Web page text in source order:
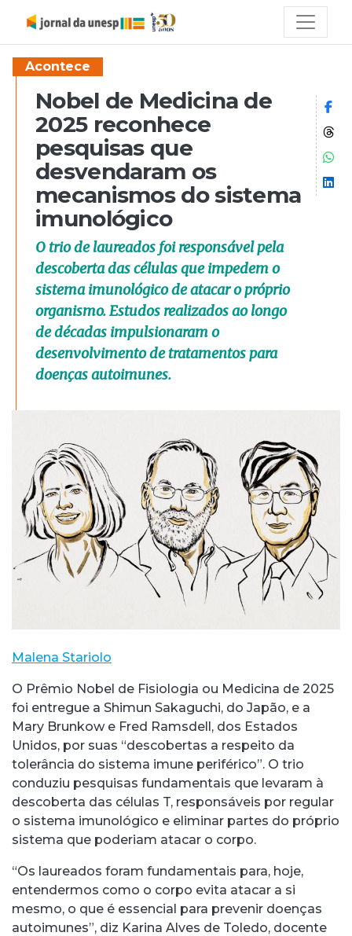
Acontece
Nobel de Medicina de
2025 reconhece
pesquisas que
desvendaram os
mecanismos do sistema
imunológico
O trio de laureados foi responsável pela
descoberta das células que impedem o
sistema imunológico de atacar o próprio
organismo. Estudos realizados ao longo
de décadas impulsionaram o
desenvolvimento de tratamentos para
doenças autoimunes.
Malena Stariolo
O Prêmio Nobel de Fisiologia ou Medicina de 2025
foi entregue a Shimun Sakaguchi, do Japão, e a
Mary Brunkow e Fred Ramsdell, dos Estados
Unidos, por suas “descobertas a respeito da
tolerância do sistema imune periférico”. O trio
conduziu pesquisas fundamentais que levaram à
descoberta das células T, responsáveis por regular
o sistema imunológico e eliminar partes do próprio
sistema que poderiam atacar o corpo.
“Os laureados foram fundamentais para, hoje,
entendermos como o corpo evita atacar a si
mesmo, o que é essencial para prevenir doenças
autoimunes”, diz Karina Alves de Toledo, docente